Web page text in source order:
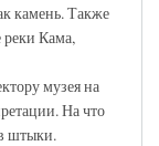
камень. Также
реки Кама,
музея на
На что
штыки.